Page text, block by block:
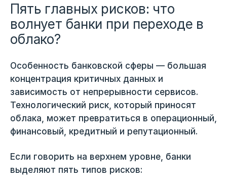
Пять главных рисков: что
волнует банки при переходе в
облако?
Особенность банковской сферы — большая
концентрация критичных данных и
зависимость от непрерывности сервисов.
Технологический риск, который приносят
облака, может превратиться в операционный,
финансовый, кредитный и репутационный.
Если говорить на верхнем уровне, банки
выделяют пять типов рисков: